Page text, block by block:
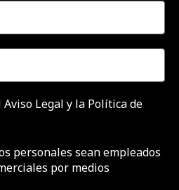
Aviso Legal y la Política de
personales sean empleados
por medios